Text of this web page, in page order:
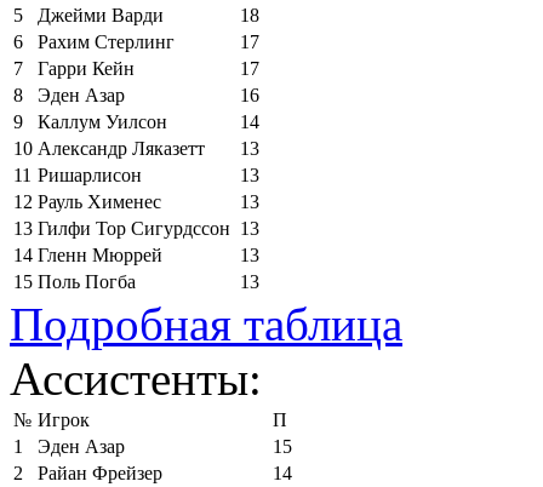
5
Джейми Варди
18
6
Рахим Стерлинг
17
7
Гарри Кейн
17
8
Эден Азар
16
9
Каллум Уилсон
14
10 Александр Ляказетт
13
11 Ришарлисон
13
12 Рауль Хименес
13
13 Гилфи Тор Сигурдссон 13
14 Гленн Мюррей
13
15 Поль Погба 13
Подробная таблица
Ассистенты:
№ Игрок
П
1
Эден Азар
15
2
Райан Фрейзер
14